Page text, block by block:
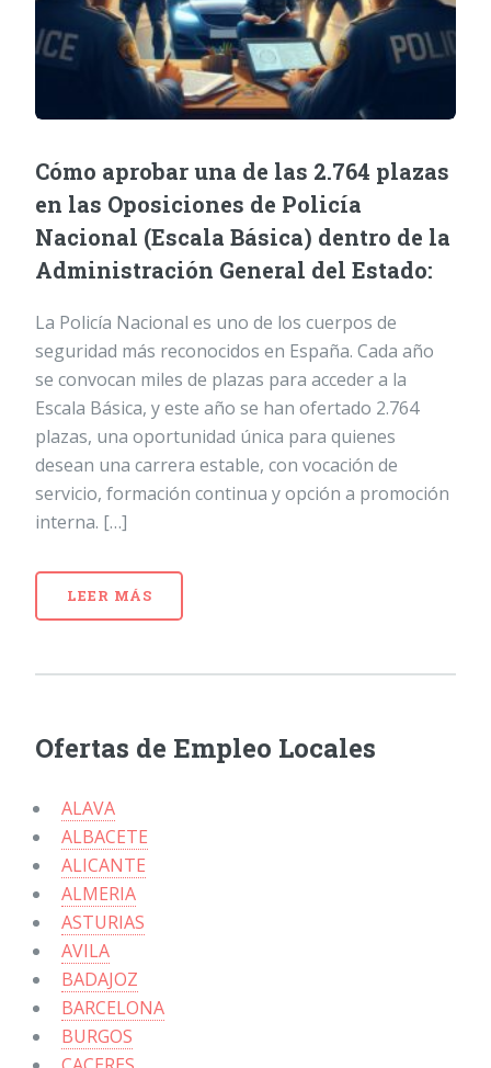
Cómo aprobar una de las 2.764 plazas
en las Oposiciones de Policía
Nacional (Escala Básica) dentro de la
Administración General del Estado:
La Policía Nacional es uno de los cuerpos de
seguridad más reconocidos en España. Cada año
se convocan miles de plazas para acceder a la
Escala Básica, y este año se han ofertado 2.764
plazas, una oportunidad única para quienes
desean una carrera estable, con vocación de
servicio, formación continua y opción a promoción
interna. […]
LEER MÁS
Ofertas de Empleo Locales
ALAVA
ALBACETE
ALICANTE
ALMERIA
ASTURIAS
AVILA
BADAJOZ
BARCELONA
BURGOS